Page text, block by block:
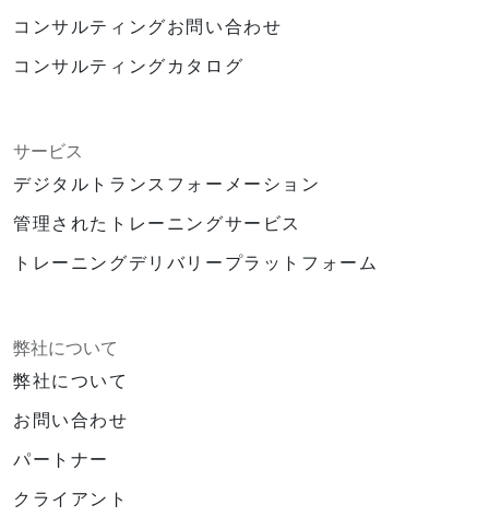
コンサルティングお問い合わせ
コンサルティングカタログ
サービス
デジタルトランスフォーメーション
管理されたトレーニングサービス
トレーニングデリバリープラットフォーム
弊社について
弊社について
お問い合わせ
パートナー
クライアント